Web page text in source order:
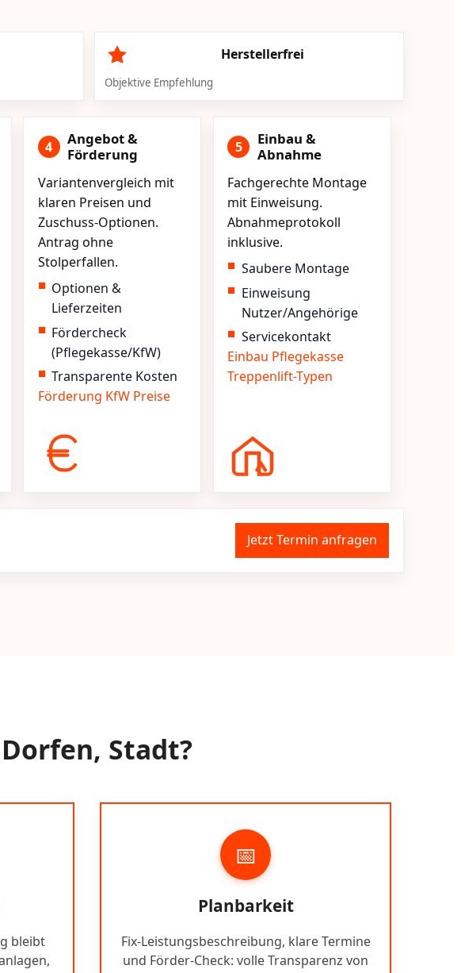
Herstellerfrei
Objektive Empfehlung
4
Angebot &
Förderung
Variantenvergleich mit
klaren Preisen und
Zuschuss-Optionen.
Antrag ohne
Stolperfallen.
Optionen &
Lieferzeiten
Fördercheck
(Pflegekasse/KfW)
Transparente Kosten
Förderung KfW Preise
5
Einbau &
Abnahme
Fachgerechte Montage
mit Einweisung.
Abnahmeprotokoll
inklusive.
Saubere Montage
Einweisung
Nutzer/Angehörige
Servicekontakt
Einbau Pflegekasse
Treppenlift-Typen
Jetzt Termin anfragen
Stadt?
bleibt
📅
Planbarkeit
Fix-Leistungsbeschreibung, klare Termine
und Förder-Check: volle Transparenz von